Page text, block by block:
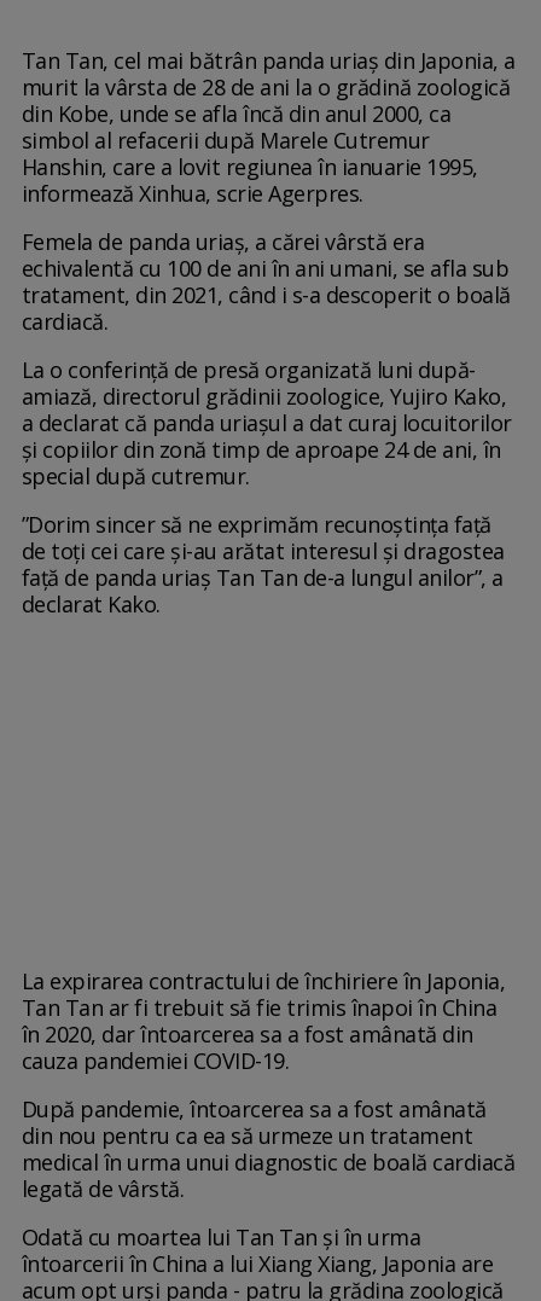
Tan Tan, cel mai bătrân panda uriaș din Japonia, a
murit la vârsta de 28 de ani la o grădină zoologică
din Kobe, unde se afla încă din anul 2000, ca
simbol al refacerii după Marele Cutremur
Hanshin, care a lovit regiunea în ianuarie 1995,
informează Xinhua, scrie Agerpres.
Femela de panda uriaș, a cărei vârstă era
echivalentă cu 100 de ani în ani umani, se afla sub
tratament, din 2021, când i s-a descoperit o boală
cardiacă.
La o conferință de presă organizată luni după-
amiază, directorul grădinii zoologice, Yujiro Kako,
a declarat că panda uriașul a dat curaj locuitorilor
și copiilor din zonă timp de aproape 24 de ani, în
special după cutremur.
”Dorim sincer să ne exprimăm recunoștința față
de toți cei care și-au arătat interesul și dragostea
față de panda uriaș Tan Tan de-a lungul anilor”, a
declarat Kako.
La expirarea contractului de închiriere în Japonia,
Tan Tan ar fi trebuit să fie trimis înapoi în China
în 2020, dar întoarcerea sa a fost amânată din
cauza pandemiei COVID-19.
După pandemie, întoarcerea sa a fost amânată
din nou pentru ca ea să urmeze un tratament
medical în urma unui diagnostic de boală cardiacă
legată de vârstă.
Odată cu moartea lui Tan Tan și în urma
întoarcerii în China a lui Xiang Xiang, Japonia are
acum opt urși panda - patru la grădina zoologică